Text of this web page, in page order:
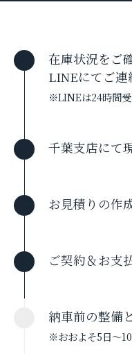
在庫状況をご
LINEにてご連
※LINEは24時間
千葉支店にて
お見積りの作
ご契約＆お支
納車前の整備
※おおよそ5日〜